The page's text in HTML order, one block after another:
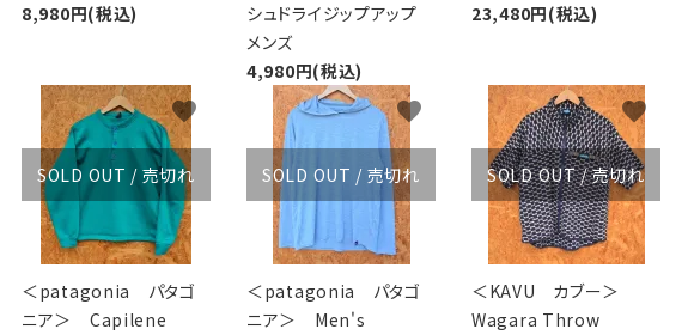
8,980円(税込)
シュドライジップアップ
メンズ
4,980円(税込)
23,480円(税込)
SOLD OUT / 売切れ
＜patagonia パタゴ
ニア＞ Capilene
favorite
SOLD OUT / 売切れ
＜patagonia パタゴ
ニア＞ Men's
favorite
SOLD OUT / 売切れ
＜KAVU カブー＞
Wagara Throw
favorite